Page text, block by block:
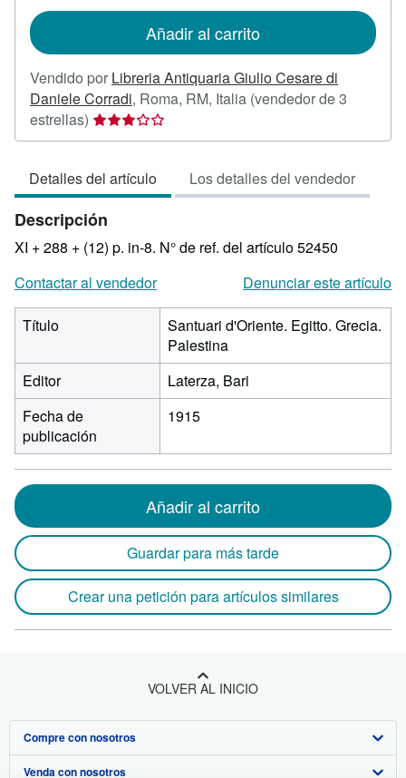
envío
Añadir al carrito
Vendido por Libreria Antiquaria Giulio Cesare di
Daniele Corradi, Roma, RM, Italia (vendedor de 3
estrellas) Calificación
del
3
de
5
estrellas
Detalles del artículo Los detalles del vendedor
Descripción
XI + 288 + (12) p. in-8. N° de ref. del artículo 52450
Contactar al vendedor
Denunciar este artículo
Título
Santuari d'Oriente. Egitto. Grecia.
Palestina
Editor
Laterza, Bari
Fecha de
publicación
1915
Añadir al carrito
Guardar para más tarde
Crear una petición para artículos similares
VOLVER AL INICIO
Compre con nosotros
Búsqueda avanzada
Venda con nosotros